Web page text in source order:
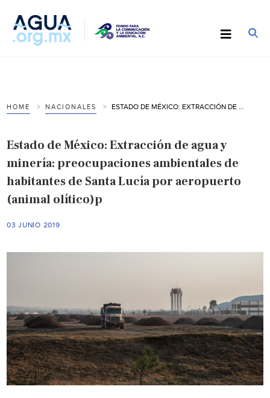
HOME NACIONALES
Estado de México: Extracción de agua y
minería: preocupaciones ambientales de
habitantes de Santa Lucía por aeropuerto
(animal olítico)p
03 JUNIO 2019